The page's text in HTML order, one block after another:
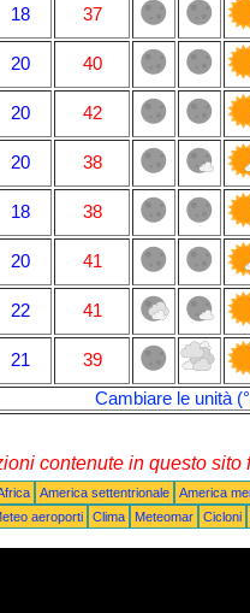
18 37
20 40
20 42
20 38
18 38
20 41
22 41
21
39
Cambiare le unità
contenute in questo sito
America settentrionale America
aeroporti Clima Meteomar Cicloni